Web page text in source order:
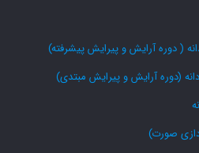
صورت)